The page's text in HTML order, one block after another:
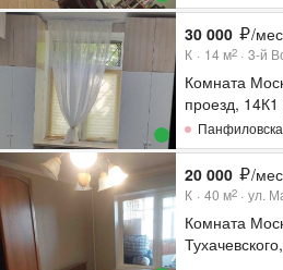
30 000 /мес
К 14 м2 3-й
Комната
проезд,
20 000 /мес
К 40 м2 ул.
Комната